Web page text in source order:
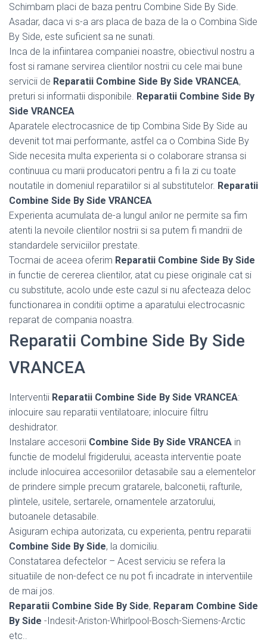
Schimbam placi de baza pentru Combine Side By Side.
Asadar, daca vi s-a ars placa de baza de la o Combina Side
By Side, este suficient sa ne sunati.
Inca de la infiintarea companiei noastre, obiectivul nostru a
fost si ramane servirea clientilor nostrii cu cele mai bune
servicii de Reparatii Combine Side By Side VRANCEA,
preturi si informatii disponibile. Reparatii Combine Side By
Side VRANCEA
Aparatele electrocasnice de tip Combina Side By Side au
devenit tot mai performante, astfel ca o Combina Side By
Side necesita multa experienta si o colaborare stransa si
continuua cu marii producatori pentru a fi la zi cu toate
noutatile in domeniul reparatiilor si al substitutelor. Reparatii
Combine Side By Side VRANCEA
Experienta acumulata de-a lungul anilor ne permite sa fim
atenti la nevoile clientilor nostrii si sa putem fi mandrii de
standardele serviciilor prestate.
Tocmai de aceea oferim Reparatii Combine Side By Side
in functie de cererea clientilor, atat cu piese originale cat si
cu substitute, acolo unde este cazul si nu afecteaza deloc
functionarea in conditii optime a aparatului electrocasnic
reparat de compania noastra.
Reparatii Combine Side By Side
VRANCEA
Interventii Reparatii Combine Side By Side VRANCEA:
inlocuire sau reparatii ventilatoare; inlocuire filtru
deshidrator.
Instalare accesorii Combine Side By Side VRANCEA in
functie de modelul frigiderului, aceasta interventie poate
include inlocuirea accesoriilor detasabile sau a elementelor
de prindere simple precum gratarele, balconetii, rafturile,
plintele, usitele, sertarele, ornamentele arzatorului,
butoanele detasabile.
Asiguram echipa autorizata, cu experienta, pentru reparatii
Combine Side By Side, la domiciliu.
Constatarea defectelor – Acest serviciu se refera la
situatiile de non-defect ce nu pot fi incadrate in interventiile
de mai jos.
Reparatii Combine Side By Side, Reparam Combine Side
By Side -Indesit-Ariston-Whirlpool-Bosch-Siemens-Arctic
etc..